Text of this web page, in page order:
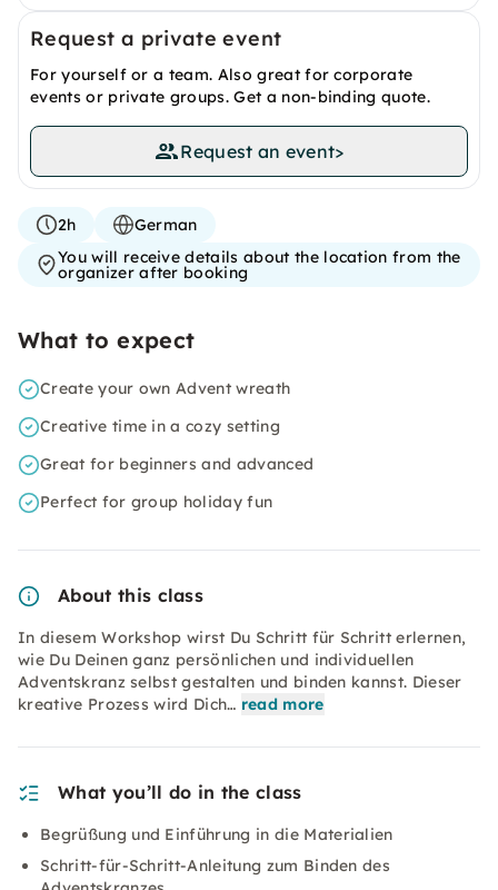
Request a private event
For yourself or a team. Also great for corporate
events or private groups. Get a non-binding quote.
Request an event>
2h
German
You will receive details about the location from the
organizer after booking
What to expect
Create your own Advent wreath
Creative time in a cozy setting
Great for beginners and advanced
Perfect for group holiday fun
About this class
In diesem Workshop wirst Du Schritt für Schritt erlernen,
wie Du Deinen ganz persönlichen und individuellen
Adventskranz selbst gestalten und binden kannst. Dieser
kreative Prozess wird Dich… read more
What you’ll do in the class
Begrüßung und Einführung in die Materialien
Schritt-für-Schritt-Anleitung zum Binden des